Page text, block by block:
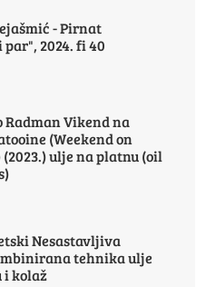
- Pirnat
2024. fi 40
Vikend na
(Weekend on
ulje na platnu (oil
Nesastavljiva
tehnika ulje
i kolaž